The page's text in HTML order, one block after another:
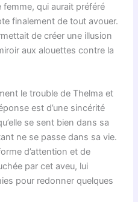
qui aurait préféré
finalement de tout avouer.
de créer une illusion
aux alouettes contre la
le trouble de Thelma et
est d’une sincérité
se sent bien dans sa
ne se passe dans sa vie.
d’attention et de
par cet aveu, lui
pour redonner quelques